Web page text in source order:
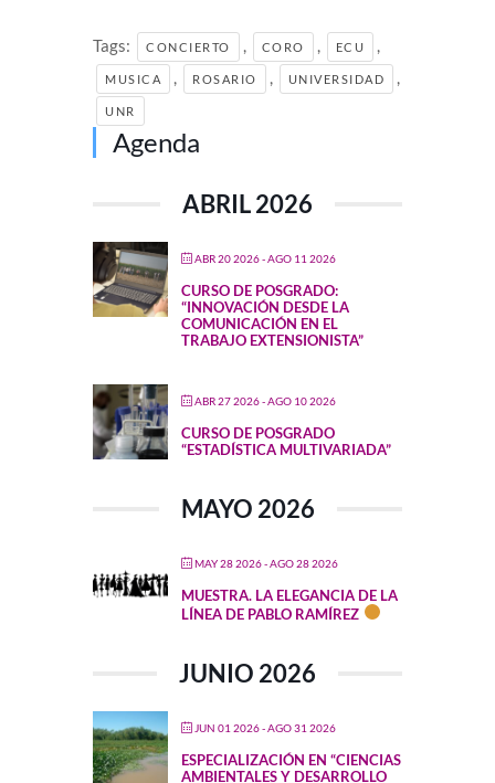
Tags: CONCIERTO , CORO , ECU ,
MUSICA , ROSARIO , UNIVERSIDAD ,
UNR
Agenda
ABRIL 2026
ABR 20 2026- AGO 11 2026
CURSO DE POSGRADO:
“INNOVACIÓN DESDE LA
COMUNICACIÓN EN EL
TRABAJO EXTENSIONISTA”
ABR 27 2026- AGO 10 2026
CURSO DE POSGRADO
“ESTADÍSTICA MULTIVARIADA”
MAYO 2026
MAY 28 2026- AGO 28 2026
MUESTRA. LA ELEGANCIA DE LA
LÍNEA DE PABLO RAMÍREZ
JUNIO 2026
JUN 01 2026- AGO 31 2026
ESPECIALIZACIÓN EN “CIENCIAS
AMBIENTALES Y DESARROLLO